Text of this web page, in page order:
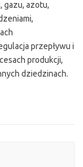
gazu, azotu,
przepływu i
produkcji,
dziedzinach.